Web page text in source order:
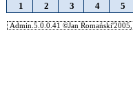
1 2 3 4 5
Admin.5.0.0.41 ©Jan